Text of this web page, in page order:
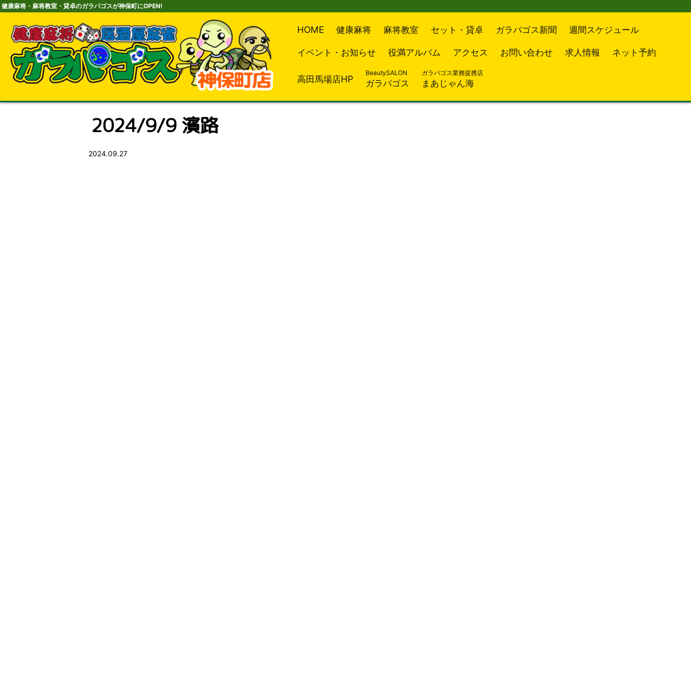
健康麻将・麻将教室・貸卓のガラパゴスが神保町にOPEN!
HOME 健康麻将 麻将教室 セット・貸卓 ガラパゴス新聞 週間スケジュール
イベント・お知らせ 役満アルバム アクセス お問い合わせ 求人情報 ネット予約
高田馬場店HP
BeautySALON
ガラパゴス
ガラパゴス業務提携店
まあじゃん海
2024/9/9 濱路
2024.09.27